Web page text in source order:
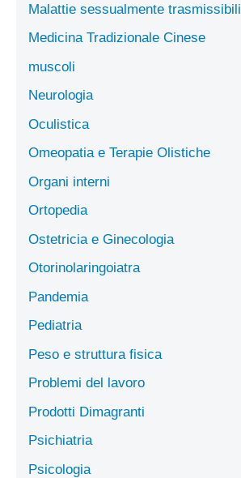
Malattie sessualmente trasmissibili
Medicina Tradizionale Cinese
muscoli
Neurologia
Oculistica
Omeopatia e Terapie Olistiche
Organi interni
Ortopedia
Ostetricia e Ginecologia
Otorinolaringoiatra
Pandemia
Pediatria
Peso e struttura fisica
Problemi del lavoro
Prodotti Dimagranti
Psichiatria
Psicologia